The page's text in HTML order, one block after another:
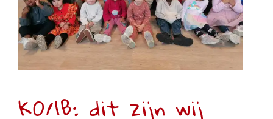
Eerste kleuterklas
K0/1B: dit zijn wij